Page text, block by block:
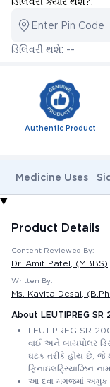
Enter Pin Code
ડિલિવરી થશે: --
Authentic Product
Medicine Uses
Product Details
Content Reviewed By:
Dr. Amit Patel , (MBBS)
Written By:
Ms. Kavita Desai ,
About LEUTIPREG SR
LEUTIPREG SR
વાઈ અને બાયપોલર
ઘટક તરીકે હોય છે, જે
ફિનાઇલટ્રિયાઝિન
આ દવા મગજમાં અમુક